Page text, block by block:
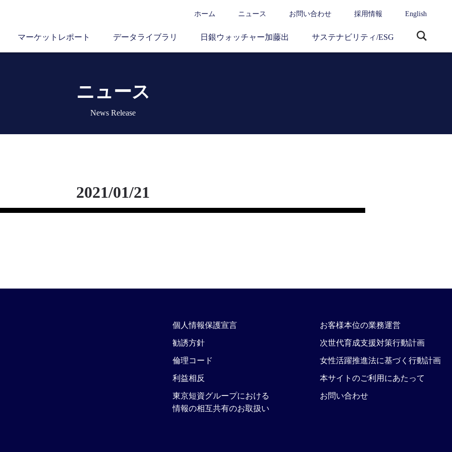
ホーム ニュース お問い合わせ 採用情報 English
マーケットレポート データライブラリ 日銀ウォッチャー加藤出 サステナビリティ/ESG
ニュース
News Release
2021/01/21
個人情報保護宣言
勧誘方針
倫理コード
利益相反
東京短資グループにおける
情報の相互共有のお取扱い
お客様本位の業務運営
次世代育成支援対策行動計画
女性活躍推進法に基づく行動計画
本サイトのご利用にあたって
お問い合わせ